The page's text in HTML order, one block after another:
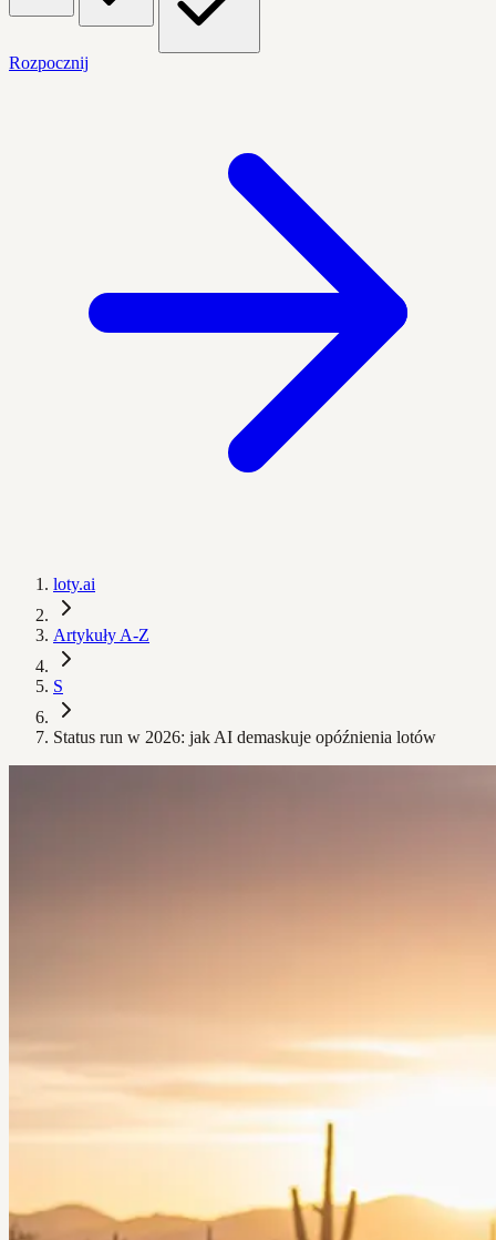
Rozpocznij
loty.ai
Artykuły A-Z
S
Status run w 2026: jak AI demaskuje opóźnienia lotów